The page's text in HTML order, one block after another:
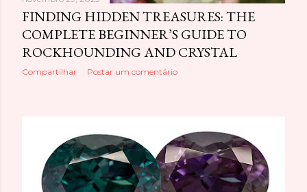
FINDING HIDDEN TREASURES: THE
COMPLETE BEGINNER’S GUIDE TO
ROCKHOUNDING AND CRYSTAL
Compartilhar Postar um comentário